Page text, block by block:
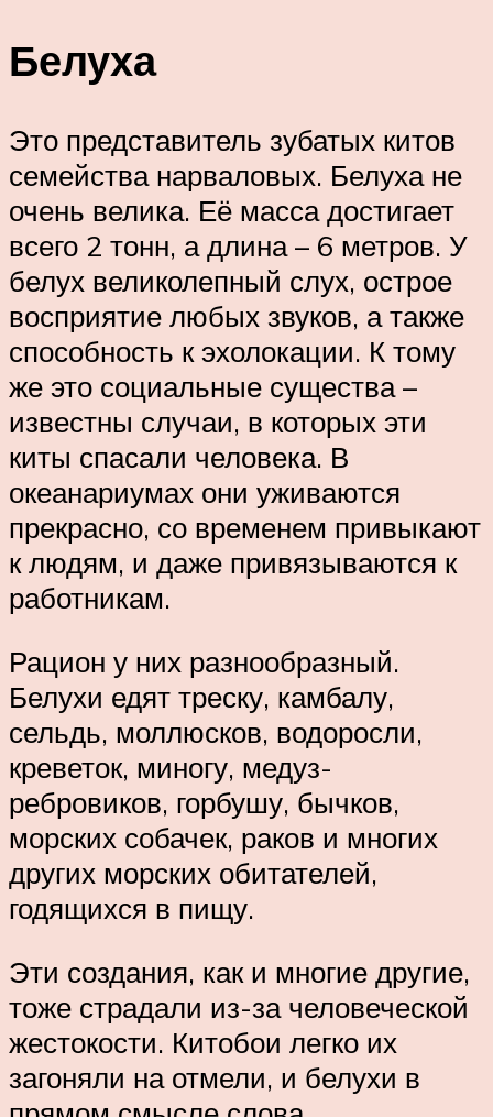
Белуха
Это представитель зубатых китов
семейства нарваловых. Белуха не
очень велика. Её масса достигает
всего 2 тонн, а длина – 6 метров. У
белух великолепный слух, острое
восприятие любых звуков, а также
способность к эхолокации. К тому
же это социальные существа –
известны случаи, в которых эти
киты спасали человека. В
океанариумах они уживаются
прекрасно, со временем привыкают
к людям, и даже привязываются к
работникам.
Рацион у них разнообразный.
Белухи едят треску, камбалу,
сельдь, моллюсков, водоросли,
креветок, миногу, медуз-
ребровиков, горбушу, бычков,
морских собачек, раков и многих
других морских обитателей,
годящихся в пищу.
Эти создания, как и многие другие,
тоже страдали из-за человеческой
жестокости. Китобои легко их
загоняли на отмели, и белухи в